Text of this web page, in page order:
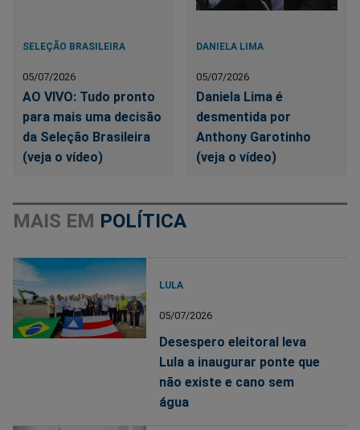
SELEÇÃO BRASILEIRA
05/07/2026
AO VIVO: Tudo pronto
para mais uma decisão
da Seleção Brasileira
(veja o vídeo)
DANIELA LIMA
05/07/2026
Daniela Lima é
desmentida por
Anthony Garotinho
(veja o vídeo)
MAIS EM POLÍTICA
LULA
05/07/2026
Desespero eleitoral leva
Lula a inaugurar ponte que
não existe e cano sem
água